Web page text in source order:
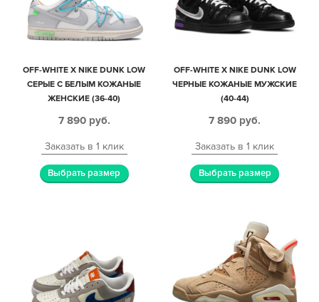
OFF-WHITE X NIKE DUNK LOW
СЕРЫЕ С БЕЛЫМ КОЖАНЫЕ
ЖЕНСКИЕ (36-40)
7 890 руб.
Заказать в 1 клик
Выбрать размер
OFF-WHITE X NIKE DUNK LOW
ЧЕРНЫЕ КОЖАНЫЕ МУЖСКИЕ
(40-44)
7 890 руб.
Заказать в 1 клик
Выбрать размер